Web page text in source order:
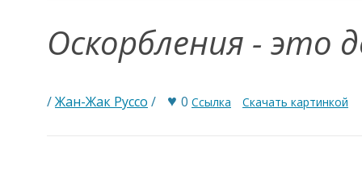
Оскорбления - это
/Жан-Жак Руссо / ♥ 0 Ссылка Скачать картинкой